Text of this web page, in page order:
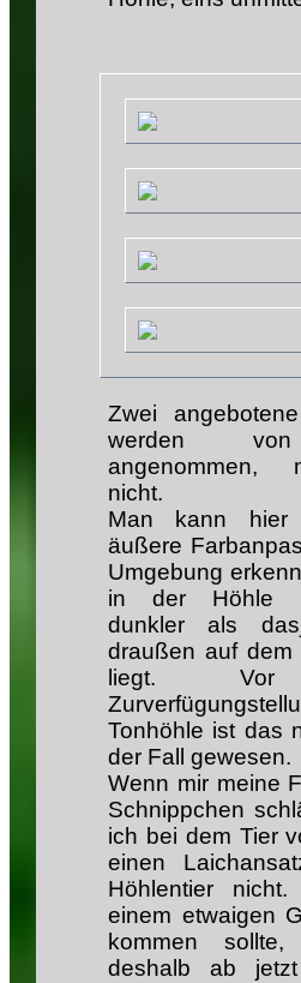
Zwei
werden
angenommen,
nicht.
Man kann hier
äußere
Umgebung
in der Höhle
dunkler als
draußen auf dem
liegt. Vor
Tonhöhle ist das
der Fall gewesen.
Wenn mir meine
Schnippchen
ich bei dem Tier
einen
Höhlentier
einem etwaigen
kommen
deshalb ab